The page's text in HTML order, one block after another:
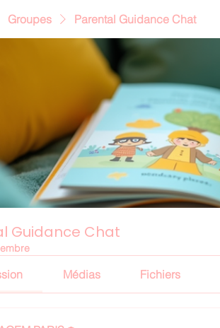
Groupes Parental Guidance Chat
Guidance Chat
Médias Fichiers